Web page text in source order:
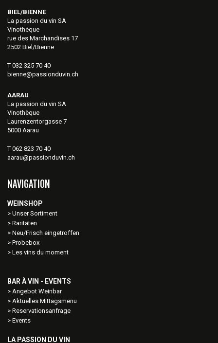
BIEL/BIENNE
La passion du vin SA
Vinothèque
rue des Marchandises 17
2502 Biel/Bienne
T 032 325 70 40
bienne@passionduvin.ch
AARAU
La passion du vin SA
Vinothèque
Laurenzentorgasse 7
5000 Aarau
T 062 823 70 40
aarau@passionduvin.ch
NAVIGATION
WEINSHOP
Unser Sortiment
Raritäten
Neu/Frisch eingetroffen
Probebox
Les vins du moment
BAR À VIN - EVENTS
Angebot Weinbar
Aktuelles Mittagsmenu
Reservationsanfrage
Events
LA PASSION DU VIN